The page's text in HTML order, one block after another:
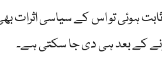
ہوئی تو اس کے سیاسی اثرات
ہونے کے بعد ہی دی جا سکتی ہے۔